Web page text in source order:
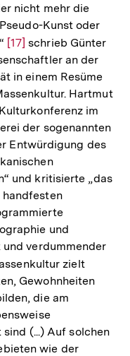
nicht mehr die
Kunst oder
Zur
Auflösung
der
Fußnote
[17] schrieb Günter
an der
in einem Resüme
Hartmut
im
der sogenannten
Entwürdigung des
und kritisierte „das
handfesten
und
verdummender
zielt
Gewohnheiten
die am
(...) Auf solchen
wie der